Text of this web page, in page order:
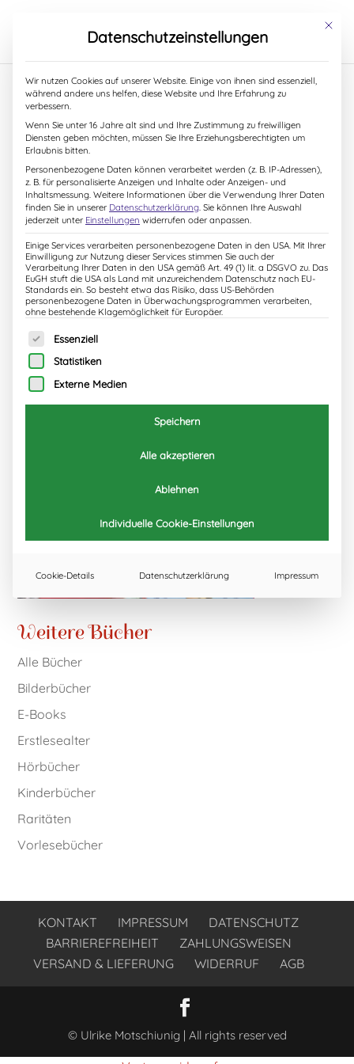
9. Oktober 2018
Weitere Bücher
Alle Bücher
Bilderbücher
E-Books
Erstlesealter
Hörbücher
Kinderbücher
Raritäten
Vorlesebücher
KONTAKT IMPRESSUM
DATENSCHUTZ
BARRIEREFREIHEIT
ZAHLUNGSWEISEN
VERSAND & LIEFERUNG
WIDERRUF AGB
© Ulrike Motschiunig | All rights reserved
Mit
Datenschutzeinstellungen
Wir nutzen Cookies auf unserer Website. Einige von ihnen sind essenziell,
während andere uns helfen, diese Website und Ihre Erfahrung zu
verbessern.
Wenn Sie unter 16 Jahre alt sind und Ihre Zustimmung zu freiwilligen
Diensten geben möchten, müssen Sie Ihre Erziehungsberechtigten um
Erlaubnis bitten.
Personenbezogene Daten können verarbeitet werden (z. B. IP-Adressen),
z. B. für personalisierte Anzeigen und Inhalte oder Anzeigen- und
Inhaltsmessung. Weitere Informationen über die Verwendung Ihrer Daten
finden Sie in unserer Datenschutzerklärung. Sie können Ihre Auswahl
jederzeit unter Einstellungen widerrufen oder anpassen.
Einige Services verarbeiten personenbezogene Daten in den USA. Mit Ihrer
Einwilligung zur Nutzung dieser Services stimmen Sie auch der
Verarbeitung Ihrer Daten in den USA gemäß Art. 49 (1) lit. a DSGVO zu. Das
EuGH stuft die USA als Land mit unzureichendem Datenschutz nach EU-
Standards ein. So besteht etwa das Risiko, dass US-Behörden
personenbezogene Daten in Überwachungsprogrammen verarbeiten,
ohne bestehende Klagemöglichkeit für Europäer.
Es folgt eine Liste der Service-Gruppen, für die eine
Essenziell
Statistiken
Externe Medien
Speichern
Alle akzeptieren
Ablehnen
Individuelle Cookie-Einstellungen
Cookie-Details Datenschutzerklärung Impressum